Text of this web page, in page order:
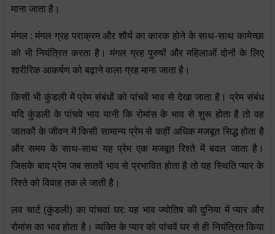
माना जाता है।
मंगल : मंगल ग्रह पराक्रम और शौर्य का कारक होने के साथ-साथ कामेच्छा
को भी नियंत्रित करता है। मंगल ग्रह पुरुषों और महिलाओं दोनों के लिए
शारीरिक आकर्षण को बढ़ाने वाला ग्रह माना जाता है।
किसी भी कुंडली में प्रेम संबंधों को पांचवें भाव से देखा जाता है। प्रेम संबंध
यदि कुंडली के पांचवे भाव यानी कि रोमांस के भाव से शुरू होता है तो वह
जातकों के जीवन में किसी सामान्य प्रेम से कहीं अधिक मजबूत सिद्ध होता है
और समय के साथ-साथ यह प्रेम एक मजबूत रिश्ते में बदल जाता है।
जिसके बाद प्रेम जब सातवें भाव से प्रभावित होता है तो यह स्थिति प्यार के
रिश्ते को विवाह तक ले जाती है।
लव चार्ट (कुंडली) का पांचवां घर: यह भाव ज्योतिष की दुनिया में प्यार और
रोमांस का भाव होता है। व्यक्ति के प्यार को पांचवें घर से ही नियंत्रित किया